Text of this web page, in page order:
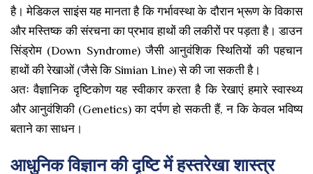
है। मेडिकल साइंस यह मानता है कि गर्भावस्था के दौरान भ्रूण के विकास
और मस्तिष्क की संरचना का प्रभाव हाथों की लकीरों पर पड़ता है। डाउन
सिंड्रोम (Down Syndrome) जैसी आनुवंशिक स्थितियों की पहचान
हाथों की रेखाओं (जैसे कि Simian Line) से की जा सकती है।
अतः वैज्ञानिक दृष्टिकोण यह स्वीकार करता है कि रेखाएं हमारे स्वास्थ्य
और आनुवंशिकी (Genetics) का दर्पण हो सकती हैं, न कि केवल भविष्य
बताने का साधन।
आधुनिक विज्ञान की दृष्टि में हस्तरेखा शास्त्र